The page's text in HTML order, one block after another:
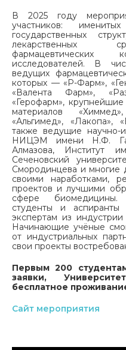
В 2025 году
участников:
государственных
лекарственных
исследователей. В
ведущих
которых — «Р-Фарм»,
«Валента Фарм»,
«Герофарм»,
материалов
«Альгимед», «Лакопа»,
также ведущие научно-
НИЦЭМ имени Н.Ф.
Алмазова, Институт
Сеченовский
Смородинцева и многие
своими наработками,
проектов и лучшими
сфере биомедицины.
студенты и аспиранты
экспертам из
Начинающие учёные
от индустриальных
свои проекты
Первым 200
заявки,
бесплатное
Сайт мероприятия